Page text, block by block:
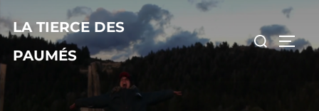
LA TIERCE DES
PAUMÉS